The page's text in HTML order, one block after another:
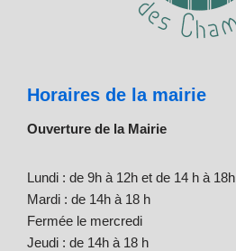
Horaires de la mairie
Ouverture de la Mairie
Lundi : de 9h à 12h et de 14 h à 18h
Mardi : de 14h à 18 h
Fermée le mercredi
Jeudi : de 14h à 18 h